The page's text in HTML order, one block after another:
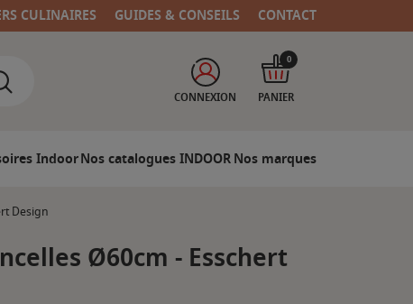
CULINAIRES GUIDES & CONSEILS CONTACT
CONNEXION PANIER
0
IndoorNos catalogues INDOORNos marques
Design
Ø60cm - Esschert